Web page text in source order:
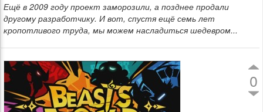
Ещё в 2009 году проект заморозили, а позднее продали
другому разработчику. И вот, спустя ещё семь лет
кропотливого труда, мы можем насладиться шедевром...
0